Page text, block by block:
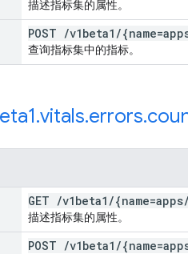
描述指标集的属性。
POST /v1beta1 /
查询指标集中的指标。
.vitals.errors.
GET /v1beta1 /{name=apps/
描述指标集的属性。
POST /v1beta1 /